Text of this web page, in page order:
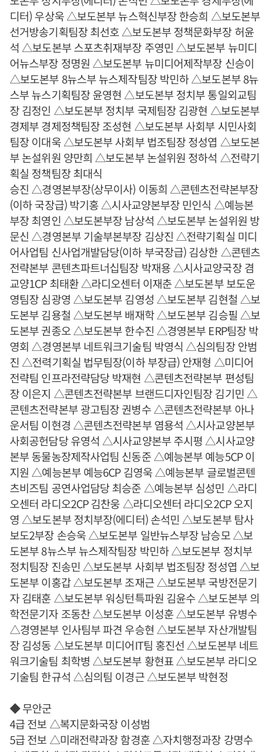
디터) 우상욱 △보도본부 뉴스혁신부장 한승희 △보도본부
선거방송기획팀장 최선호 △보도본부 정책문화부장 허윤
석 △보도본부 스포츠취재부장 주영민 △보도본부 뉴미디
어뉴스부장 정명원 △보도본부 뉴미디어제작부장 신승이
△보도본부 8뉴스부 뉴스제작팀장 박민하 △보도본부 8뉴
스부 뉴스기획팀장 윤영현 △보도본부 정치부 통일외교팀
장 김정인 △보도본부 정치부 국제팀장 김광현 △보도본부
경제부 경제정책팀장 조성현 △보도본부 사회부 시민사회
팀장 이대욱 △보도본부 사회부 법조팀장 정성엽 △보도본
부 논설위원 양만희 △보도본부 논설위원 정하석 △전략기
획실 정책팀장 최대식
승진 △경영본부장(상무이사) 이동희 △콘텐츠전략본부장
(이하 국장급) 박기홍 △시사교양본부장 민인식 △예능본
부장 최영인 △보도본부장 남상석 △보도본부 논설위원 방
문신 △경영본부 기술부본부장 김상진 △전략기획실 미디
어사업팀 신사업개발담당(이하 부국장급) 김상한 △콘텐츠
전략본부 콘텐츠파트너십팀장 박재용 △시사교양국장 겸
교양1CP 최태환 △라디오센터 이재춘 △보도본부 보도운
영팀장 심광영 △보도본부 김영성 △보도본부 김현철 △보
도본부 김용철 △보도본부 배재학 △보도본부 김승필 △보
도본부 권종오 △보도본부 한수진 △경영본부 ERP팀장 박
영회 △경영본부 네트워크기술팀 박영식 △심의팀장 안범
진 △전력기획실 법무팀장(이하 부장급) 안재형 △미디어
전략팀 인프라전략담당 박재현 △콘텐츠전략본부 편성팀
장 이은지 △콘텐츠전략본부 브랜드디자인팀장 김기민 △
콘텐츠전략본부 광고팀장 권병수 △콘텐츠전략본부 아나
운서팀 이현경 △콘텐츠전략본부 염용석 △시사교양본부
사회공헌담당 유영석 △시사교양본부 주시평 △시사교양
본부 동물농장제작사업팀 신동준 △예능본부 예능5CP 이
지원 △예능본부 예능6CP 김영욱 △예능본부 글로벌콘텐
츠비즈팀 공연사업담당 최승준 △예능본부 심성민 △라디
오센터 라디오2CP 김찬웅 △라디오센터 라디오2CP 오지
영 △보도본부 정치부장(에디터) 손석민 △보도본부 탐사
보도2부장 손승욱 △보도본부 일반뉴스부장 남승모 △보
도본부 8뉴스부 뉴스제작팀장 박민하 △보도본부 정치부
정치팀장 진송민 △보도본부 사회부 법조팀장 정성엽 △보
도본부 이홍갑 △보도본부 조재근 △보도본부 국방전문기
자 김태훈 △보도본부 워싱턴특파원 김윤수 △보도본부 의
학전문기자 조동찬 △보도본부 이성훈 △보도본부 유병수
△경영본부 인사팀부 파견 우승현 △보도본부 자산개발팀
장 김성동 △보도본부 미디어IT팀 홍진선 △보도본부 네트
워크기술팀 최학병 △보도본부 황현표 △보도본부 라디오
기술팀 한규석 △심의팀 이경근 △보도본부 박현정
◆ 무안군
4급 전보 △복지문화국장 이성범
5급 전보 △미래전략과장 함경훈 △자치행정과장 강명수